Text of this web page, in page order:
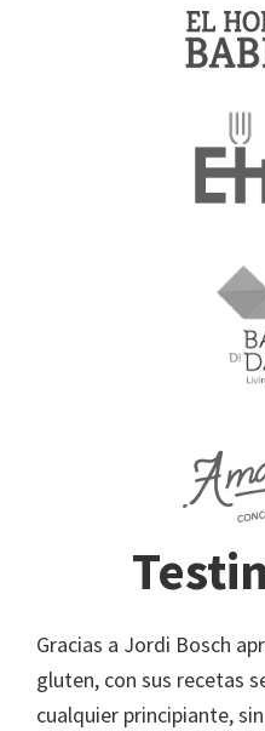
Gracias a Jordi Bosch
gluten, con sus recetas
cualquier principiante,